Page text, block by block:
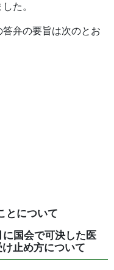
た。
弁の要旨は次のとお
とについて
国会で可決した医
止め方について